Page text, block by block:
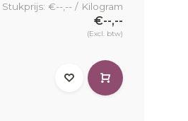
Stukprijs: €--,-- / Kilogram
€--,--
(Excl. btw)